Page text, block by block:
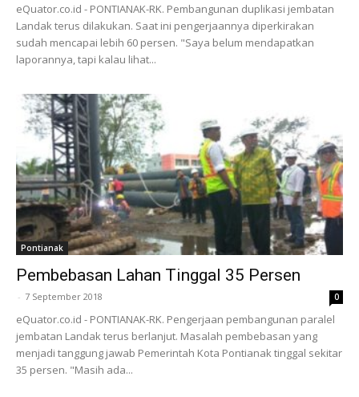
eQuator.co.id - PONTIANAK-RK. Pembangunan duplikasi jembatan
Landak terus dilakukan. Saat ini pengerjaannya diperkirakan
sudah mencapai lebih 60 persen. "Saya belum mendapatkan
laporannya, tapi kalau lihat...
Pontianak
Pembebasan Lahan Tinggal 35 Persen
- 7 September 2018 0
eQuator.co.id - PONTIANAK-RK. Pengerjaan pembangunan paralel
jembatan Landak terus berlanjut. Masalah pembebasan yang
menjadi tanggung jawab Pemerintah Kota Pontianak tinggal sekitar
35 persen. "Masih ada...